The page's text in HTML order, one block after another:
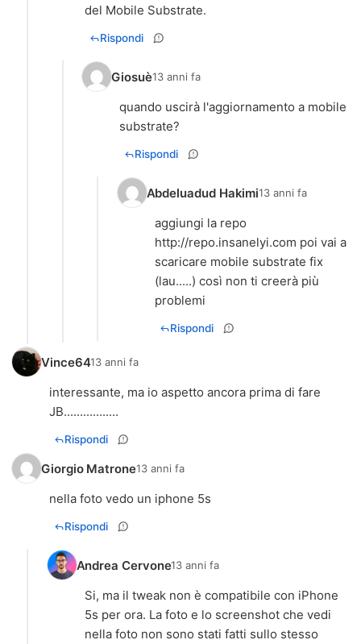
del Mobile Substrate.
Rispondi
Giosuè13 anni fa
quando uscirà l'aggiornamento a mobile
substrate?
Rispondi
Abdeluadud Hakimi13 anni fa
aggiungi la repo
http://repo.insanelyi.com poi vai a
scaricare mobile substrate fix
(lau.....) così non ti creerà più
Rispondi
Vince6413 anni fa
interessante, ma io aspetto ancora prima di fare
JB.................
Rispondi
Giorgio Matrone13 anni fa
nella foto vedo un iphone 5s
Rispondi
Andrea Cervone13 anni fa
Si, ma il tweak non è compatibile con iPhone
5s per ora. La foto e lo screenshot che vedi
nella foto non sono stati fatti sullo stesso